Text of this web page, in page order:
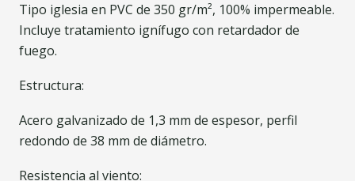
Tipo iglesia en PVC de 350 gr/m², 100% impermeable.
Incluye tratamiento ignífugo con retardador de
fuego.
Estructura:
Acero galvanizado de 1,3 mm de espesor, perfil
redondo de 38 mm de diámetro.
Resistencia al viento: